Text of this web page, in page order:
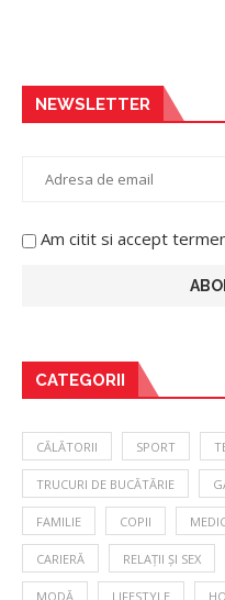
NEWSLETTER
Am citit si accept
CATEGORII
CĂLĂTORII SPORT
TRUCURI DE BUCĂTĂRIE
FAMILIE COPII
CARIERĂ RELAȚII ȘI SEX
MODĂ LIFESTYLE